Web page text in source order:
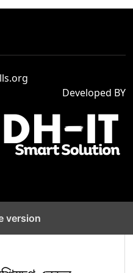
‘গ্রাফিক ডিজাইন’
তৈরিতে আইসিটি
“Computer
গুরুত্ব বৃদ্ধি
Cashier,
খাতে দক্ষ জনবল তৈরিতে
Maintenance for
Developed BY
version